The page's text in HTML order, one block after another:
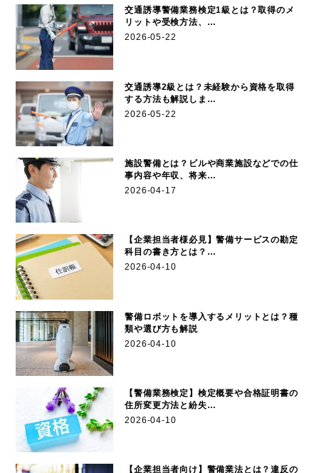
交通誘導警備業務検定1級とは？取得のメ
リットや受検方法、…
2026-05-22
交通誘導2級とは？未経験から資格を取得
する方法も解説しま…
2026-05-22
施設警備とは？ビルや商業施設などでの仕
事内容や年収、将来…
2026-04-17
【企業担当者様必見】警備サービスの勘定
科目の書き方とは？…
2026-04-10
警備ロボットを導入するメリットとは？種
類や選び方も解説
2026-04-10
【警備業務検定】検定概要や合格証明書の
住所変更方法と紛失…
2026-04-10
【企業担当者向け】警備業法とは？違反の